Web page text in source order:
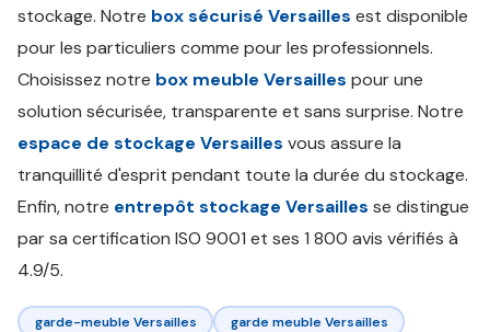
stockage. Notre box sécurisé Versailles est disponible
pour les particuliers comme pour les professionnels.
Choisissez notre box meuble Versailles pour une
solution sécurisée, transparente et sans surprise. Notre
espace de stockage Versailles vous assure la
tranquillité d'esprit pendant toute la durée du stockage.
Enfin, notre entrepôt stockage Versailles se distingue
par sa certification ISO 9001 et ses 1 800 avis vérifiés à
4.9/5.
garde-meuble Versailles
garde meuble Versailles